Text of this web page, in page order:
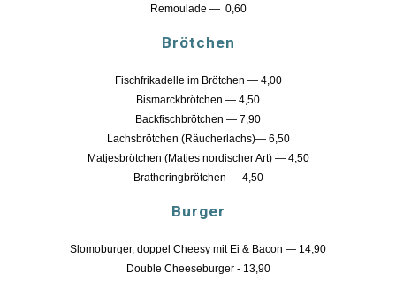
Remoulade — 0,60
Brötchen
Fischfrikadelle im Brötchen — 4,00
Bismarckbrötchen — 4,50
Backfischbrötchen — 7,90
Lachsbrötchen (Räucherlachs)— 6,50
Matjesbrötchen (Matjes nordischer Art) — 4,50
Bratheringbrötchen — 4,50
Burger
Slomoburger, doppel Cheesy mit Ei & Bacon — 14,90
Double Cheeseburger - 13,90